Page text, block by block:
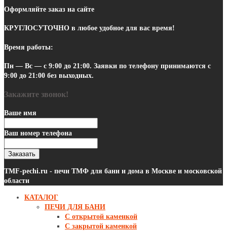
Оформляйте заказ на сайте
КРУГЛОСУТОЧНО в любое удобное для вас время!
Время работы:
Пн — Вс — с 9:00 до 21:00. Заявки по телефону принимаются с
9:00 до 21:00 без выходных.
Закажите звонок!
Ваше имя
Ваш номер телефона
Заказать
TMF-pechi.ru - печи ТМФ для бани и дома в Москве и московской
области
КАТАЛОГ
ПЕЧИ ДЛЯ БАНИ
С открытой каменкой
С закрытой каменкой